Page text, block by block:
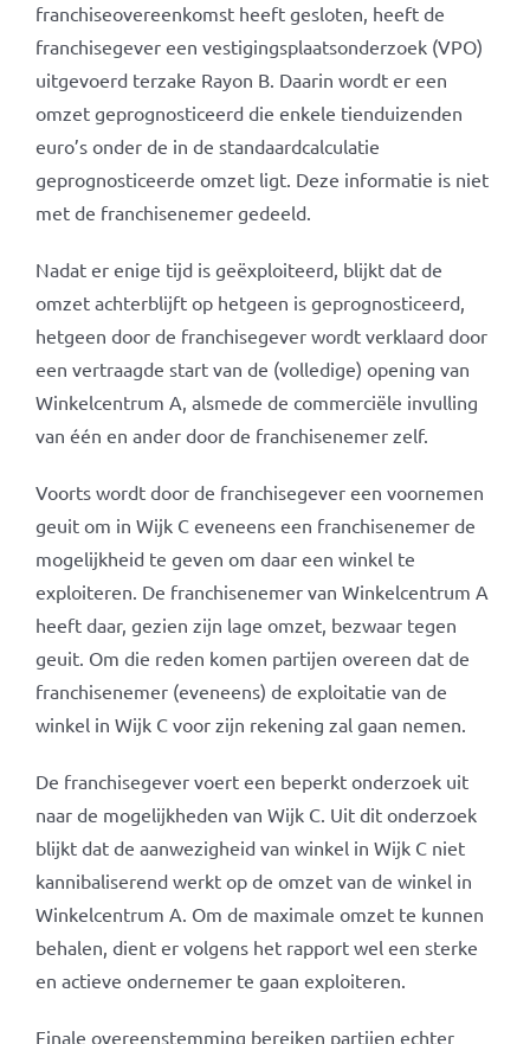
franchiseovereenkomst heeft gesloten, heeft de
franchisegever een vestigingsplaatsonderzoek (VPO)
uitgevoerd terzake Rayon B. Daarin wordt er een
omzet geprognosticeerd die enkele tienduizenden
euro’s onder de in de standaardcalculatie
geprognosticeerde omzet ligt. Deze informatie is niet
met de franchisenemer gedeeld.
Nadat er enige tijd is geëxploiteerd, blijkt dat de
omzet achterblijft op hetgeen is geprognosticeerd,
hetgeen door de franchisegever wordt verklaard door
een vertraagde start van de (volledige) opening van
Winkelcentrum A, alsmede de commerciële invulling
van één en ander door de franchisenemer zelf.
Voorts wordt door de franchisegever een voornemen
geuit om in Wijk C eveneens een franchisenemer de
mogelijkheid te geven om daar een winkel te
exploiteren. De franchisenemer van Winkelcentrum A
heeft daar, gezien zijn lage omzet, bezwaar tegen
geuit. Om die reden komen partijen overeen dat de
franchisenemer (eveneens) de exploitatie van de
winkel in Wijk C voor zijn rekening zal gaan nemen.
De franchisegever voert een beperkt onderzoek uit
naar de mogelijkheden van Wijk C. Uit dit onderzoek
blijkt dat de aanwezigheid van winkel in Wijk C niet
kannibaliserend werkt op de omzet van de winkel in
Winkelcentrum A. Om de maximale omzet te kunnen
behalen, dient er volgens het rapport wel een sterke
en actieve ondernemer te gaan exploiteren.
Finale overeenstemming bereiken partijen echter